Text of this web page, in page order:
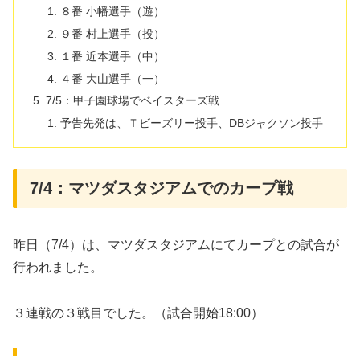
８番 小幡選手（遊）
９番 村上選手（投）
１番 近本選手（中）
４番 大山選手（一）
7/5：甲子園球場でベイスターズ戦
予告先発は、Ｔビーズリー投手、DBジャクソン投手
7/4：マツダスタジアムでのカープ戦
昨日（7/4）は、マツダスタジアムにてカープとの試合が
行われました。
３連戦の３戦目でした。（試合開始18:00）